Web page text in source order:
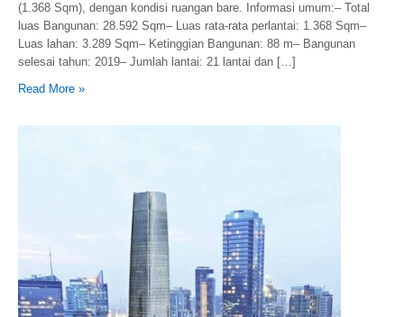
(1.368 Sqm), dengan kondisi ruangan bare. Informasi umum:– Total
luas Bangunan: 28.592 Sqm– Luas rata-rata perlantai: 1.368 Sqm–
Luas lahan: 3.289 Sqm– Ketinggian Bangunan: 88 m– Bangunan
selesai tahun: 2019– Jumlah lantai: 21 lantai dan […]
Read More »